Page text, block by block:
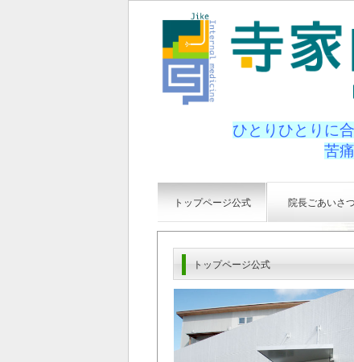
ひとりひとりに
苦
トップページ公式 院長ごあいさつ
トップページ公式